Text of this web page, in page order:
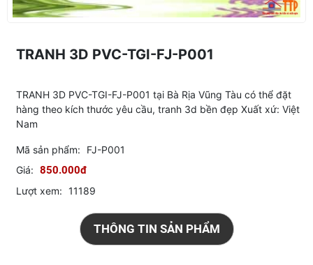
TRANH 3D PVC-TGI-FJ-P001
TRANH 3D PVC-TGI-FJ-P001 tại Bà Rịa Vũng Tàu có thể đặt
hàng theo kích thước yêu cầu, tranh 3d bền đẹp Xuất xứ: Việt
Nam
Mã sản phẩm:
FJ-P001
Giá: 850.000đ
Lượt xem: 11189
THÔNG TIN SẢN PHẨM